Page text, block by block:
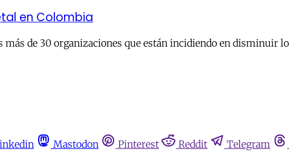
en Colombia
más de 30 organizaciones que están incidiendo en disminuir
Mastodon Pinterest Reddit Telegram